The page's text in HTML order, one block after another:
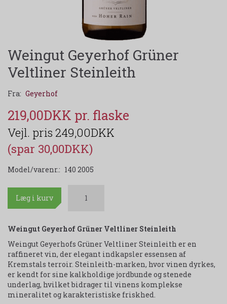
Weingut Geyerhof Grüner
Veltliner Steinleith
Fra: Geyerhof
219,00DKK
249,00DKK
(spar 30,00DKK)
Model/varenr.: 140 2005
Læg i kurv
Weingut Geyerhof Grüner Veltliner Steinleith
Weingut Geyerhofs Grüner Veltliner Steinleith er en
raffineret vin, der elegant indkapsler essensen af
Kremstals terroir. Steinleith-marken, hvor vinen dyrkes,
er kendt for sine kalkholdige jordbunde og stenede
underlag, hvilket bidrager til vinens komplekse
mineralitet og karakteristiske friskhed.